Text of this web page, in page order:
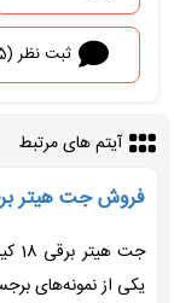
ثبت نظر (5 امتیاز)
آیتم های مرتبط
فروش جت هیتر برقی ،
یکی از نمونه‌های